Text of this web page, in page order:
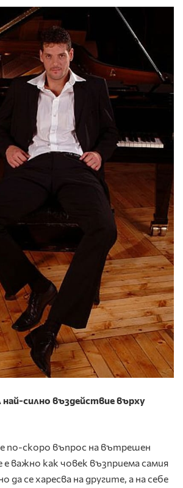
най-силно въздействие върху
по-скоро въпрос на вътрешен
важно как човек възприема самия
да се харесва на другите, а на себе